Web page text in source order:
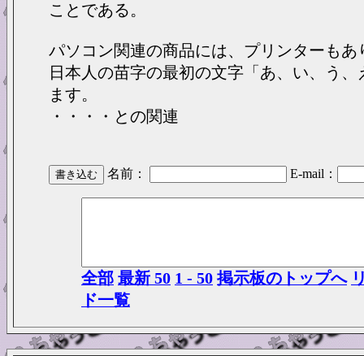
ことである。
パソコン関連の商品には、プリンターもあ
日本人の苗字の最初の文字「あ、い、う、
ます。
・・・・との関連
名前： E-mail：
全部 最新 50 1 - 50 掲示板のトップへ
ド一覧